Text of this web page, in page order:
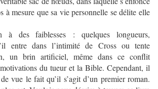
à mesure que sa vie personnelle se délite elle
à des faiblesses : quelques longueurs,
entre dans l’intimité de Cross ou tente
un brin artificiel, même dans ce conflit
du tueur et la Bible. Cependant, il
vue le fait qu’il s’agit d’un premier roman.